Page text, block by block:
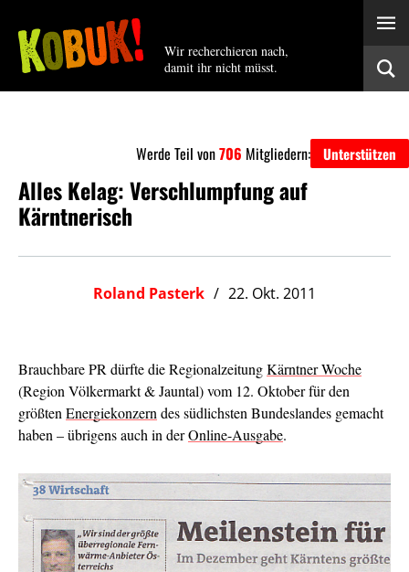
Wir recherchieren nach,
damit ihr nicht müsst.
Werde Teil von706 Mitgliedern: Unterstützen
Alles Kelag: Verschlumpfung auf
Kärntnerisch
Roland Pasterk 22. Okt. 2011
Brauchbare PR dürfte die RegionalzeitungKärntner Woche
(Region Völkermarkt & Jauntal) vom 12. Oktober für den
größten Energiekonzern des südlichsten Bundeslandes gemacht
haben – übrigens auch in derOnline-Ausgabe.